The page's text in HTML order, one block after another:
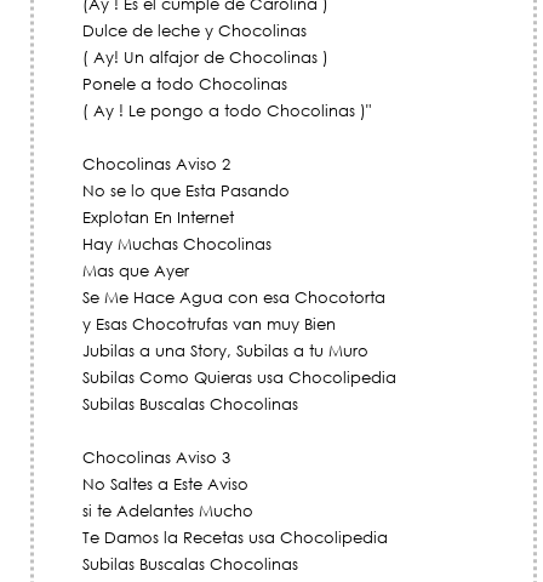
(Ay ! Es el cumple de Carolina )
Dulce de leche y Chocolinas
( Ay! Un alfajor de Chocolinas )
Ponele a todo Chocolinas
( Ay ! Le pongo a todo Chocolinas )"
Chocolinas Aviso 2
No se lo que Esta Pasando
Explotan En Internet
Hay Muchas Chocolinas
Mas que Ayer
Se Me Hace Agua con esa Chocotorta
y Esas Chocotrufas van muy Bien
Jubilas a una Story, Subilas a tu Muro
Subilas Como Quieras usa Chocolipedia
Subilas Buscalas Chocolinas
Chocolinas Aviso 3
No Saltes a Este Aviso
si te Adelantes Mucho
Te Damos la Recetas usa Chocolipedia
Subilas Buscalas Chocolinas